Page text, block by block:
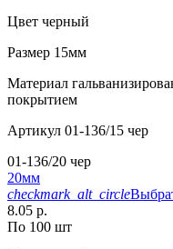
Цвет черный
Размер 15мм
Материал
покрытием
Артикул 01-136/15 чер
01-136/20 чер
20мм
checkmark_alt_circle
8.05 р.
По 100 шт